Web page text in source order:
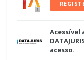
Acessível
acesso.